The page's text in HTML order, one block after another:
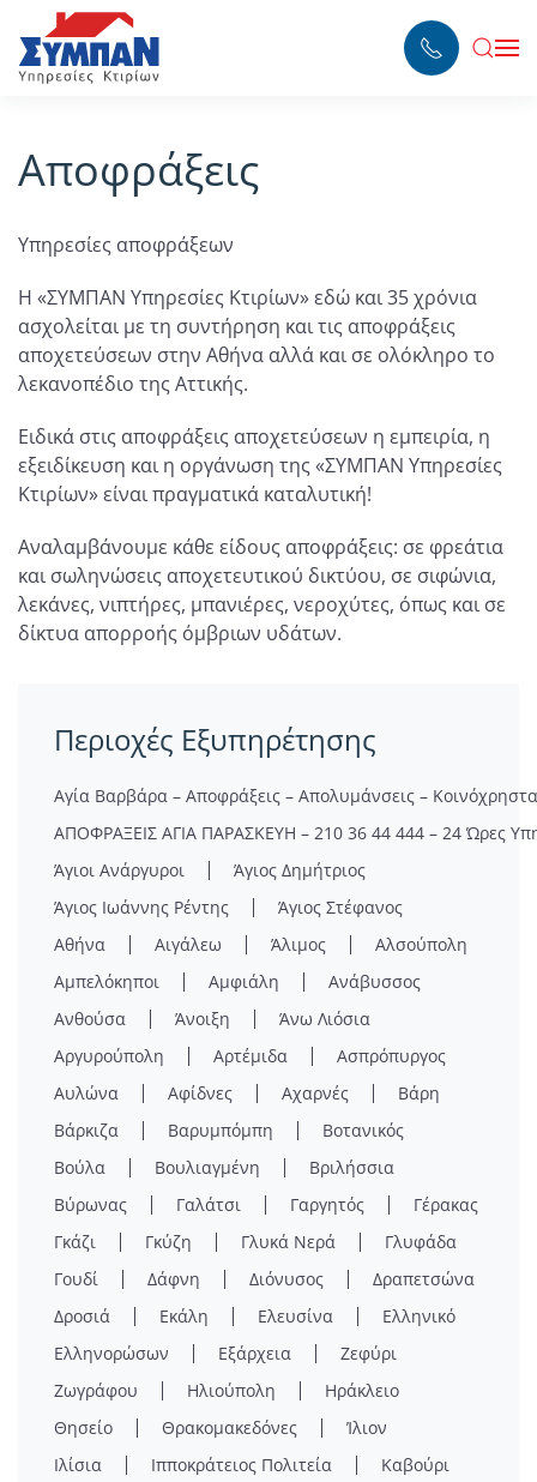
Skip to main content
Αποφράξεις
Υπηρεσίες αποφράξεων
Η «ΣΥΜΠΑΝ Υπηρεσίες Κτιρίων» εδώ και 35 χρόνια
ασχολείται με τη συντήρηση και τις αποφράξεις
αποχετεύσεων στην Αθήνα αλλά και σε ολόκληρο το
λεκανοπέδιο της Αττικής.
Ειδικά στις αποφράξεις αποχετεύσεων η εμπειρία, η
εξειδίκευση και η οργάνωση της «ΣΥΜΠΑΝ Υπηρεσίες
Κτιρίων» είναι πραγματικά καταλυτική!
Αναλαμβάνουμε κάθε είδους αποφράξεις: σε φρεάτια
και σωληνώσεις αποχετευτικού δικτύου, σε σιφώνια,
λεκάνες, νιπτήρες, μπανιέρες, νεροχύτες, όπως και σε
δίκτυα απορροής όμβριων υδάτων.
Περιοχές Εξυπηρέτησης
Αγία Βαρβάρα – Αποφράξεις – Απολυμάνσεις –
ΑΠΟΦΡΑΞΕΙΣ ΑΓΙΑ ΠΑΡΑΣΚΕΥΗ – 210 36 44 444 – 24 Ώρες
Άγιοι Ανάργυροι
Άγιος Δημήτριος
Άγιος Ιωάννης Ρέντης
Άγιος Στέφανος
Αθήνα
Αιγάλεω Άλιμος
Αλσούπολη
Αμπελόκηποι
Αμφιάλη
Ανάβυσσος
Ανθούσα
Άνοιξη
Άνω Λιόσια
Αργυρούπολη
Αρτέμιδα
Ασπρόπυργος
Αυλώνα
Αφίδνες Αχαρνές
Βάρη
Βάρκιζα
Βαρυμπόμπη
Βοτανικός
Βούλα
Βουλιαγμένη
Βριλήσσια
Βύρωνας
Γαλάτσι Γαργητός
Γέρακας
Γκάζι
Γκύζη Γλυκά Νερά
Γλυφάδα
Γουδί
Δάφνη Διόνυσος
Δραπετσώνα
Δροσιά
Εκάλη Ελευσίνα
Ελληνικό
Ελληνορώσων
Εξάρχεια
Ζεφύρι
Ζωγράφου
Ηλιούπολη
Ηράκλειο
Θησείο
Θρακομακεδόνες
Ίλιον
Ιλίσια
Ιπποκράτειος Πολιτεία
Καβούρι